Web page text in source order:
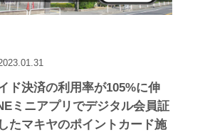
ド決済の利用率が105%に伸
ミニアプリでデジタル会員証
たマキヤのポイントカード施